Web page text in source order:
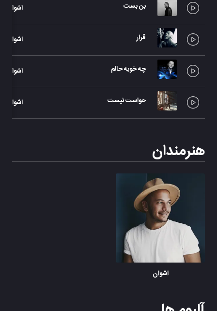
بن بست اشوان
قرار اشوان
چه خوبه حالم اشوان
حواست نیست اشوان
هنرمندان
اشوان